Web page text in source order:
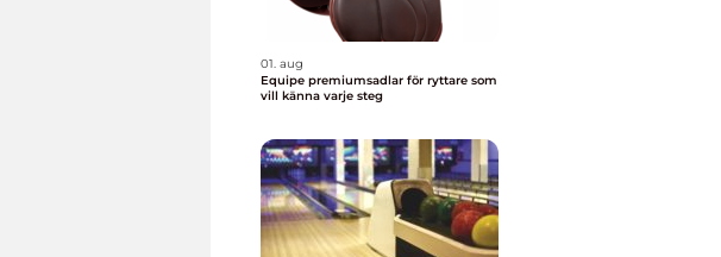
01. aug
Equipe premiumsadlar för ryttare som
vill känna varje steg